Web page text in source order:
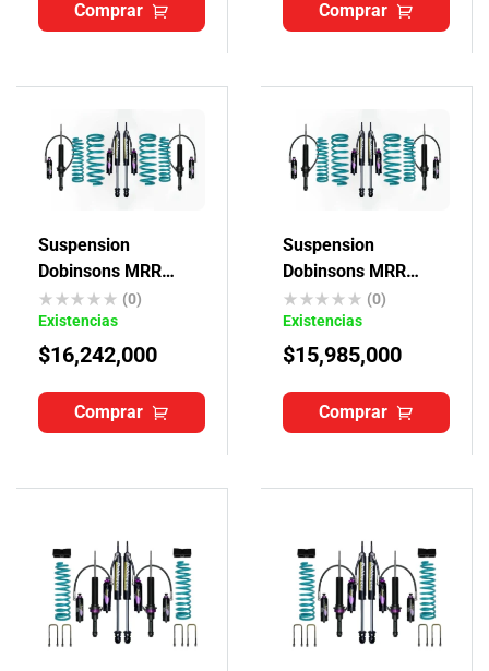
Comprar Comprar
Suspension
Dobinsons MRR
Toyota 4Runner
(0)
Existencias
$16,242,000
Comprar
Suspension
Dobinsons MRR
Toyota Fortuner
(0)
Existencias
$15,985,000
Comprar